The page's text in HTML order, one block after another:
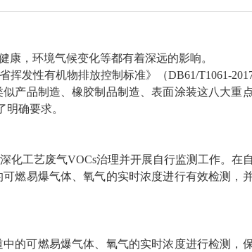
康，环境气候变化等都有着深远的影响。
挥发性有机物排放控制标准》（DB61/T1061-
产品制造、橡胶制品制造、表面涂装这八大重
确要求。
化工艺废气VOCs治理并开展自行监测工作。在
燃易爆气体、氧气的实时浓度进行有效检测，
的可燃易爆气体、氧气的实时浓度进行检测，